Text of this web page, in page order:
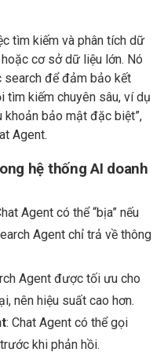
tìm kiếm và phân tích dữ
cơ sở dữ liệu lớn. Nó
để đảm bảo kết
tìm kiếm chuyên sâu, ví dụ
bảo mật đặc biệt”,
Agent.
hệ thống AI doanh
Agent có thể “bịa” nếu
Agent chỉ trả về thông
Agent được tối ưu cho
nên hiệu suất cao hơn.
: Chat Agent có thể gọi
khi phản hồi.